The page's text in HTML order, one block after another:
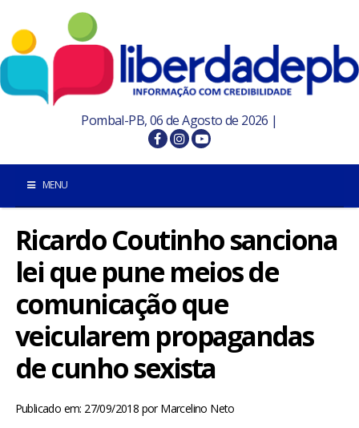
Pombal-PB, 06 de Agosto de 2026 |
MENU
INÍCIO
POMBAL E REGIÃO
BRASIL
MUNDO
Ricardo Coutinho sanciona
lei que pune meios de
comunicação que
veicularem propagandas
de cunho sexista
Publicado em: 27/09/2018 porMarcelino Neto